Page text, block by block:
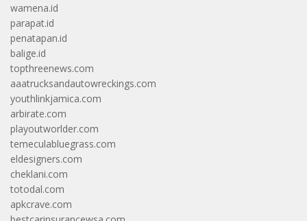
wamena.id
parapat.id
penatapan.id
balige.id
topthreenews.com
aaatrucksandautowreckings.com
youthlinkjamica.com
arbirate.com
playoutworlder.com
temeculabluegrass.com
eldesigners.com
cheklani.com
totodal.com
apkcrave.com